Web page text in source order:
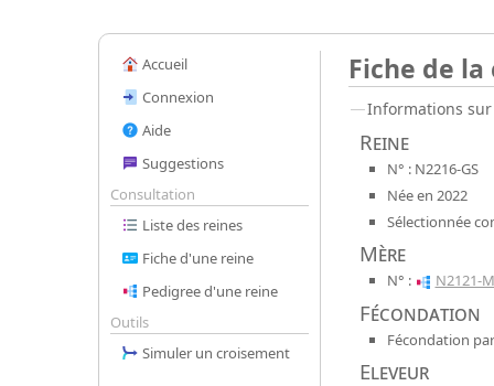
Accueil
Connexion
Aide
Suggestions
Consultation
Liste des reines
Fiche d'une reine
Pedigree d'une reine
Outils
Simuler un croisement
Fiche de la
Informations
Reine
N° : N2216-GS
Née en 2022
Sélectionnée
Mère
N° : N2121-
Fécondation
Fécondation
Eleveur